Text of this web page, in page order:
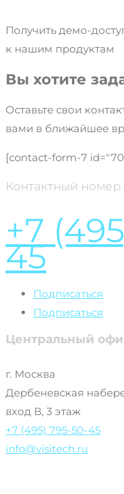
Получить демо-
к нашим продуктам
Вы хотите
Оставьте свои
вами в ближайшее
[contact-form-7
Контактный номер
+7
45
Подписаться
Подписаться
Центральный
г. Москва
Дербеневская
вход В, 3 этаж
+7 (495) 795-50-45
info@visitech.ru